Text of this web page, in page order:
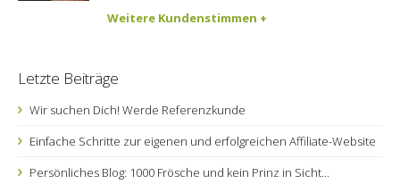
Weitere Kundenstimmen +
Letzte Beiträge
Wir suchen Dich! Werde Referenzkunde
Einfache Schritte zur eigenen und erfolgreichen Affiliate-Website
Persönliches Blog: 1000 Frösche und kein Prinz in Sicht...